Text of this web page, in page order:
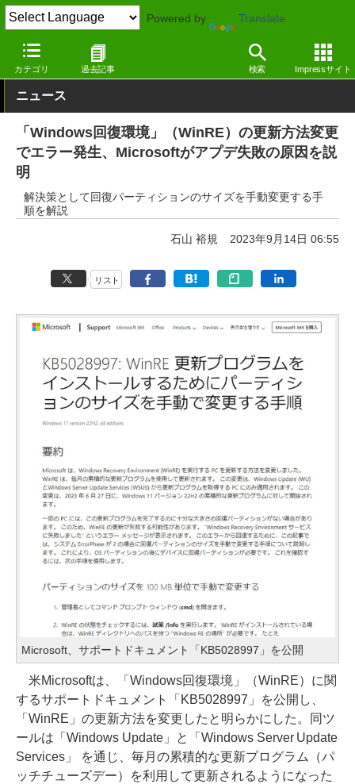
Powered by Translate
カテゴリ 過去記事 検索 Impressサイト
窓の杜 システム・ファイル Windows
ニュース
「Windows回復環境」（WinRE）の更新方法変更
でエラー発生、Microsoftがアプデ失敗の原因を説
明
解決策として回復パーティションのサイズを手動変更する手
順を解説
石山 裕規 2023年9月14日 06:55
リスト
Microsoft、サポートドキュメント「KB5028997」を公開
米Microsoftは、「Windows回復環境」（WinRE）に関
するサポートドキュメント「KB5028997」を公開し、
「WinRE」の更新方法を変更したと明らかにした。同ツ
ールは「Windows Update」と「Windows Server Update
Services」 を通じ、毎月の累積的な更新プログラム（パ
ッチチューズデー）を利用して更新されるようになった